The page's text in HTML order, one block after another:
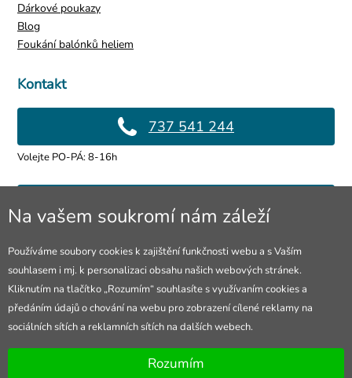
Kontakt
737 541 244
Volejte PO-PÁ: 8-16h
info@4lol.cz
Prodejna Ostrava
28. října 250/285
Otevřeno Po-Pá 8-16h
Dárkové poukazy
Blog
Foukání balónků heliem
Na vašem soukromí nám záleží
Používáme soubory cookies k zajištění funkčnosti webu a s Vaším
souhlasem i mj. k personalizaci obsahu našich webových stránek.
Kliknutím na tlačítko „Rozumím“ souhlasíte s využívaním cookies a
předáním údajů o chování na webu pro zobrazení cílené reklamy na
sociálních sítích a reklamních sítích na dalších webech.
Rozumím